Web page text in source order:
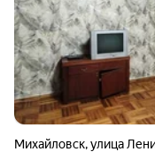
Михайловск,улица